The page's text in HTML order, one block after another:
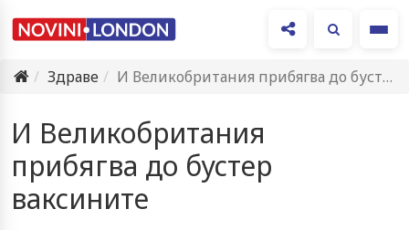
Здраве
И Великобритания прибягва до бустер ваксините
И Великобритания
прибягва до бустер
ваксините